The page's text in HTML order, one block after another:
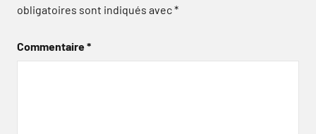
obligatoires sont indiqués avec*
Commentaire*